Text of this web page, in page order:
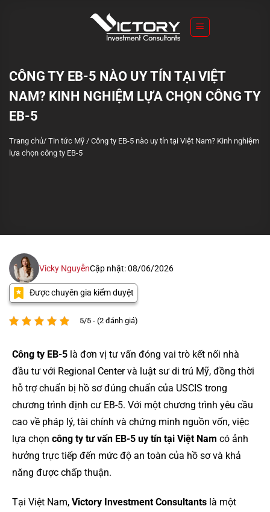
CÔNG TY EB-5 NÀO UY TÍN TẠI VIỆT
NAM? KINH NGHIỆM LỰA CHỌN CÔNG TY
EB-5
Trang chủ/ Tin tức Mỹ / Công ty EB-5 nào uy tín tại Việt Nam? Kinh nghiệm
lựa chọn công ty EB-5
Vicky NguyễnCập nhật: 08/06/2026
Được chuyên gia kiểm duyệt
5/5 - (2 đánh giá)
Công ty EB-5 là đơn vị tư vấn đóng vai trò kết nối nhà
đầu tư với Regional Center và luật sư di trú Mỹ, đồng thời
hỗ trợ chuẩn bị hồ sơ đúng chuẩn của USCIS trong
chương trình định cư EB-5. Với một chương trình yêu cầu
cao về pháp lý, tài chính và chứng minh nguồn vốn, việc
lựa chọn công ty tư vấn EB-5 uy tín tại Việt Nam có ảnh
hưởng trực tiếp đến mức độ an toàn của hồ sơ và khả
năng được chấp thuận.
Tại Việt Nam, Victory Investment Consultants là một